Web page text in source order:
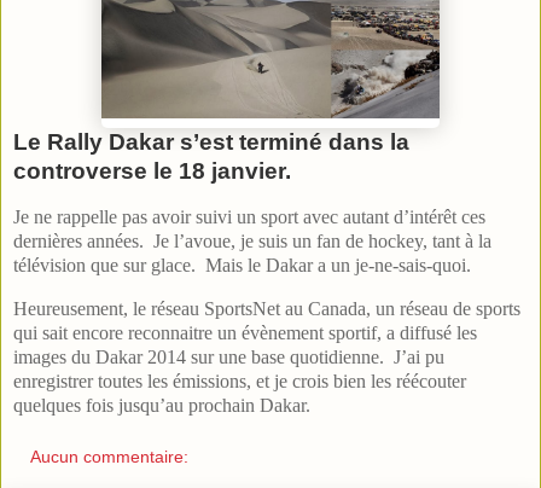
Le Rally Dakar s’est terminé dans la
controverse le 18 janvier.
Je ne rappelle pas avoir suivi un sport avec autant d’intérêt ces
dernières années. Je l’avoue, je suis un fan de hockey, tant à la
télévision que sur glace. Mais le Dakar a un je-ne-sais-quoi.
Heureusement, le réseau SportsNet au Canada, un réseau de sports
qui sait encore reconnaitre un évènement sportif, a diffusé les
images du Dakar 2014 sur une base quotidienne. J’ai pu
enregistrer toutes les émissions, et je crois bien les réécouter
quelques fois jusqu’au prochain Dakar.
Aucun commentaire: